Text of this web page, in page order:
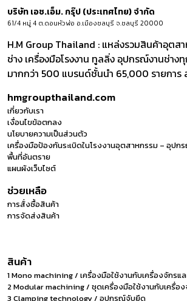
บริษัท เอช.เอ็ม. กรุ๊ป (ประเทศไทย) จำกัด
61/4 หมู่ 4 ต.ดอนหัวฬ่อ อ.เมืองชลบุรี จ.ชลบุรี 20000
H.M Group Thailand : แหล่งรวมสินค้าอุตส
ช่าง เครื่องมือโรงงาน ทูลลิ่ง อุปกรณ์งานช่าง
มากกว่า 500 แบรนด์ชั้นนำ 65,000 รายการ
hmgroupthailand.com
เกี่ยวกับเรา
เงื่อนไขข้อตกลง
นโยบายความเป็นส่วนตัว
เครื่องมือป้องกันระเบิดในโรงงานอุตสาหกรรม – อุป
พื้นที่อันตราย
แผนผังเว็บไซต์
ช่วยเหลือ
การสั่งซื้อสินค้า
การจัดส่งสินค้า
สินค้า
1 Mono machining / เครื่องมือใช้งานกับเครื่องจักรแล
2 Modular machining / ชุดเครื่องมือใช้งานกับเครื่อง
3 Clamping technology / อุปกรณ์จับยึด